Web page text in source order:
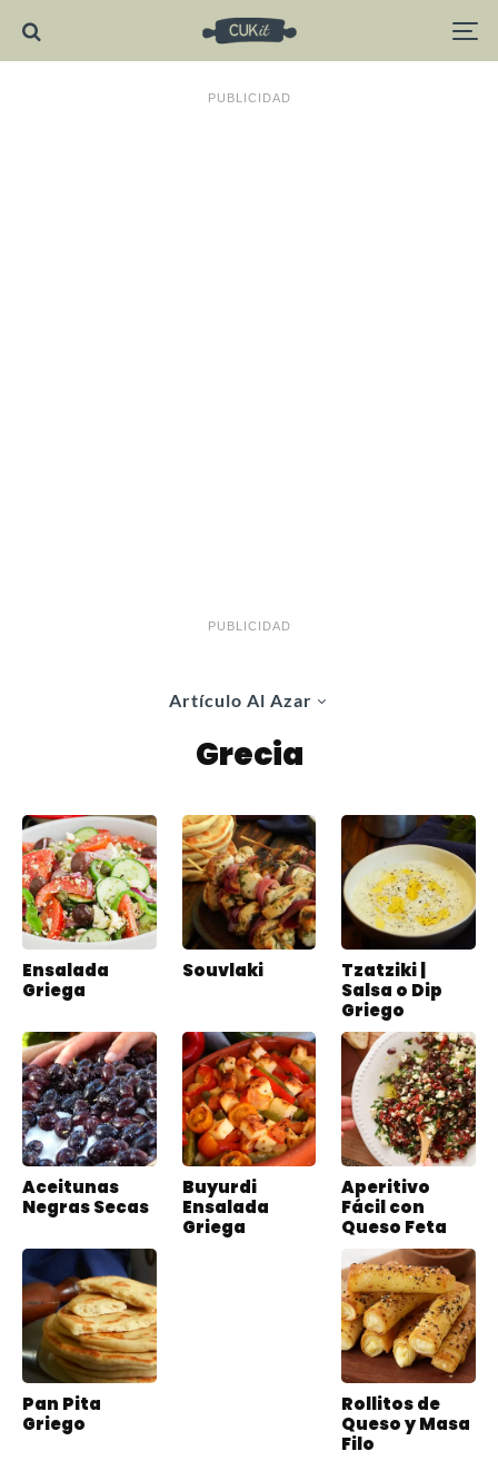
PUBLICIDAD
PUBLICIDAD
Artículo Al Azar
Grecia
Ensalada
Griega
Souvlaki
Tzatziki |
Salsa o Dip
Griego
Aceitunas
Negras Secas
Buyurdi
Ensalada
Griega
Aperitivo
Fácil con
Queso Feta
Pan Pita
Griego
Rollitos de
Queso y Masa
Filo